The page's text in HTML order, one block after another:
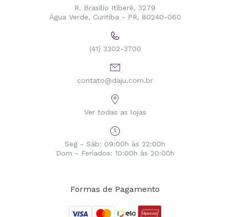
R. Brasílio Itiberê, 3279
Água Verde, Curitiba - PR, 80240-060
(41) 3302-3700
contato@daju.com.br
Ver todas as lojas
Seg - Sáb: 09:00h às 22:00h
Dom - Feriados: 10:00h às 20:00h
Formas de Pagamento